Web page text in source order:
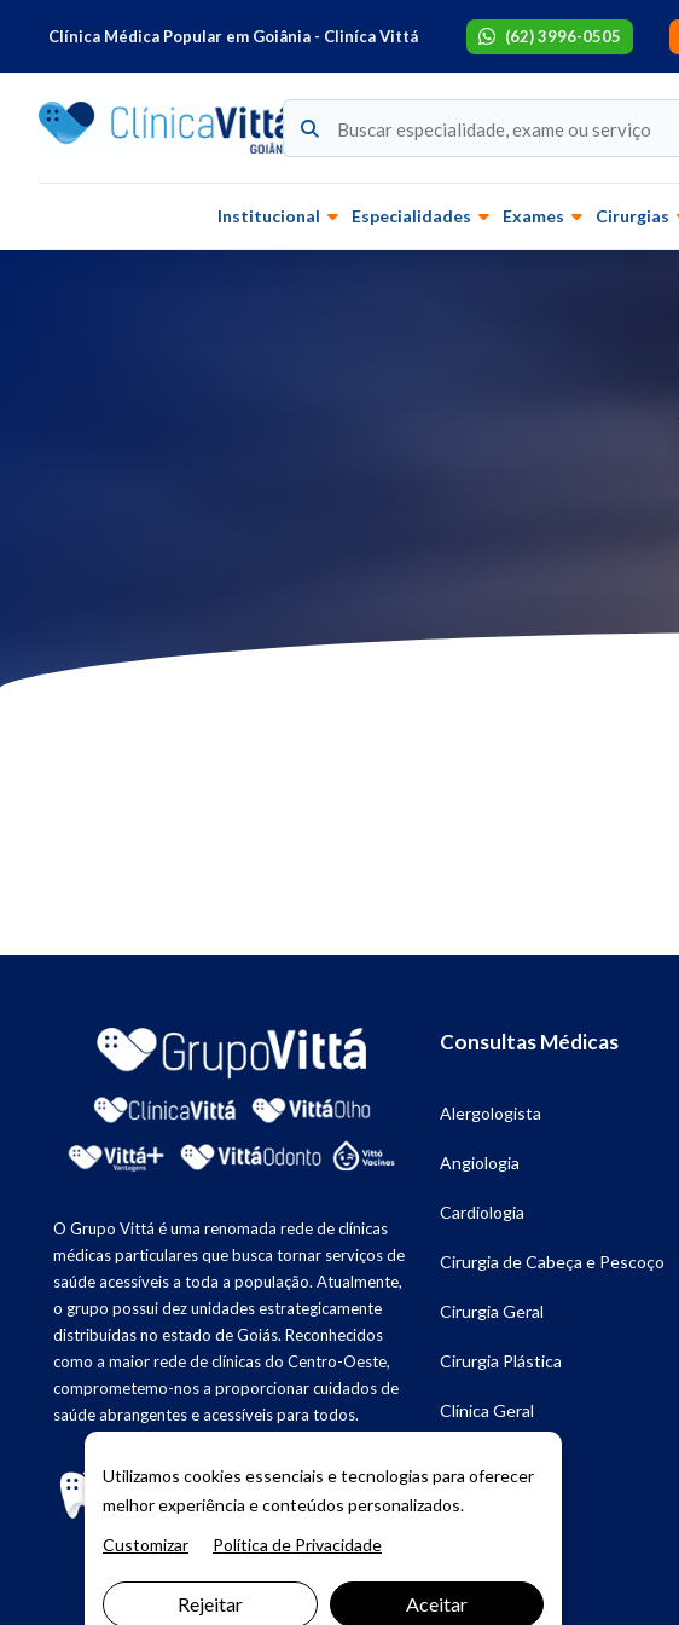
Clínica Médica Popular em Goiânia - Cliníca Vittá (62) 3996-0505
Institucional Especialidades Exames Cirurgias
O Grupo Vittá é uma renomada rede de clínicas
médicas particulares que busca tornar serviços de
saúde acessíveis a toda a população. Atualmente,
o grupo possui dez unidades estrategicamente
distribuídas no estado de Goiás. Reconhecidos
como a maior rede de clínicas do Centro-Oeste,
comprometemo-nos a proporcionar cuidados de
saúde abrangentes e acessíveis para todos.
Consultas Médicas
Alergologista
Angiologia
Cardiologia
Cirurgia de Cabeça e Pescoço
Cirurgia Geral
Cirurgia Plástica
Clínica Geral
Endocrinologia
Utilizamos cookies essenciais e tecnologias para oferecer
melhor experiência e conteúdos personalizados.
Customizar
Política de Privacidade
Rejeitar Aceitar